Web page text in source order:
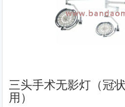
三头手术无影灯（冠
用）